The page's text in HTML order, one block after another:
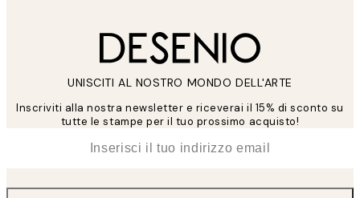
UNISCITI AL NOSTRO MONDO DELL'ARTE
Inscriviti alla nostra newsletter e riceverai il 15% di sconto su
tutte le stampe per il tuo prossimo acquisto!